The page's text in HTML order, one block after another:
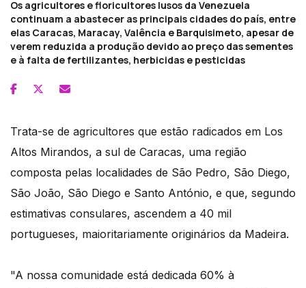
Os agricultores e floricultores lusos da Venezuela
continuam a abastecer as principais cidades do país, entre
elas Caracas, Maracay, Valência e Barquisimeto, apesar de
verem reduzida a produção devido ao preço das sementes
e à falta de fertilizantes, herbicidas e pesticidas
Trata-se de agricultores que estão radicados em Los
Altos Mirandos, a sul de Caracas, uma região
composta pelas localidades de São Pedro, São Diego,
São João, São Diego e Santo António, e que, segundo
estimativas consulares, ascendem a 40 mil
portugueses, maioritariamente originários da Madeira.
"A nossa comunidade está dedicada 60% à